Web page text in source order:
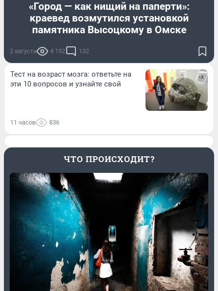
«Город — как нищий на паперти»:
краевед возмутился установкой
памятника Высоцкому в Омске
2 августа 4 192 132
Тест на возраст мозга: ответьте на
эти 10 вопросов и узнайте свой
11 часов 836
ЧТО ПРОИСХОДИТ?